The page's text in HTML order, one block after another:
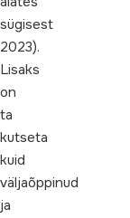
sügisest
2023).
Lisaks
on
ta
kutseta
kuid
väljaõppinud
ja